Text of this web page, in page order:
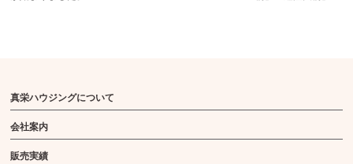
真栄ハウジングについて
会社案内
販売実績